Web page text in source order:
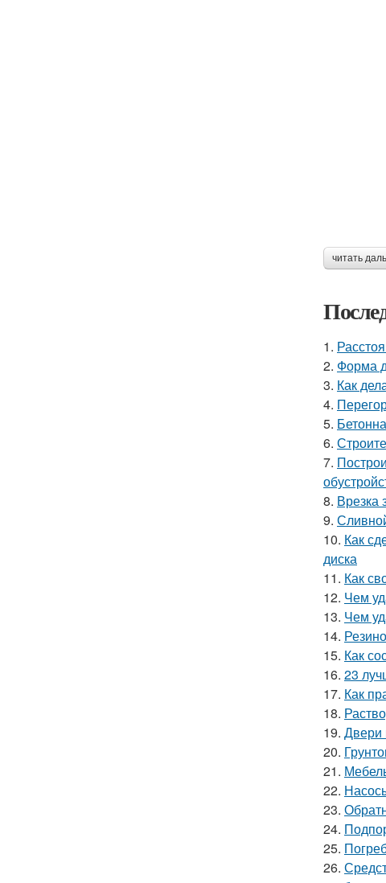
читать
1.
2. Форма
3. Как
4.
5.
6.
7.
8. Врезка
9.
10. Как
диска
11. Как
12. Чем
13. Чем
14.
15. Как
16. 23
17. Как
18.
19. Двери
20.
21.
22.
23.
24.
25.
26.